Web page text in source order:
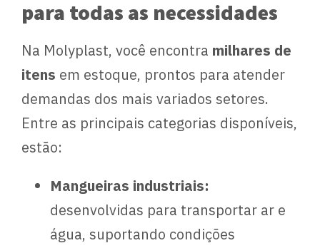
para todas as necessidades
Na Molyplast, você encontra milhares de
itens em estoque, prontos para atender
demandas dos mais variados setores.
Entre as principais categorias disponíveis,
estão:
Mangueiras industriais:
desenvolvidas para transportar ar e
água, suportando condições